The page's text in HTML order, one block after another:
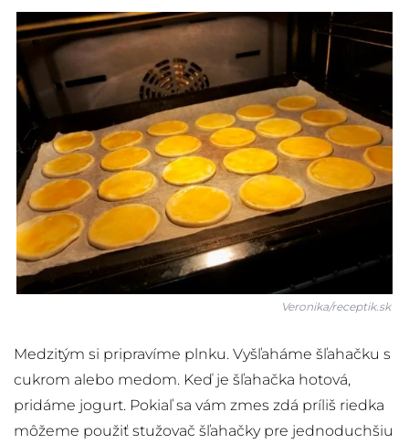
Veronika/receptik.sk
Medzitým si pripravíme plnku. Vyšľaháme šľahačku s
cukrom alebo medom. Keď je šľahačka hotová,
pridáme jogurt. Pokiaľ sa vám zmes zdá príliš riedka
môžeme použiť stužovač šľahačky pre jednoduchšiu